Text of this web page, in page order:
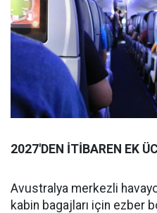
2027'DEN İTİBAREN EK
Avustralya merkezli
kabin bagajları için ezber